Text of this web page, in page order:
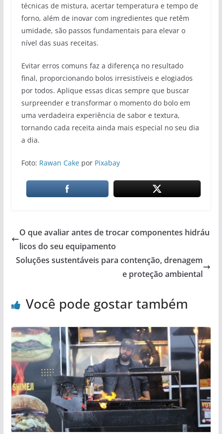
técnicas de mistura, acertar temperatura e tempo de
forno, além de inovar com ingredientes que retêm
umidade, são passos fundamentais para elevar o
nível das suas receitas.
Evitar erros comuns faz a diferença no resultado
final, proporcionando bolos irresistíveis e elogiados
por todos. Aplique essas dicas sempre que buscar
surpreender e transformar o momento do bolo em
uma verdadeira experiência de sabor e textura,
tornando cada receita ainda mais especial no seu dia
a dia.
Foto: Rawan Cakepor Pixabay
O que avaliar antes de trocar componentes hidráu
licos do seu equipamento
Soluções sustentáveis para contenção, drenagem
e proteção ambiental
Você pode gostar também